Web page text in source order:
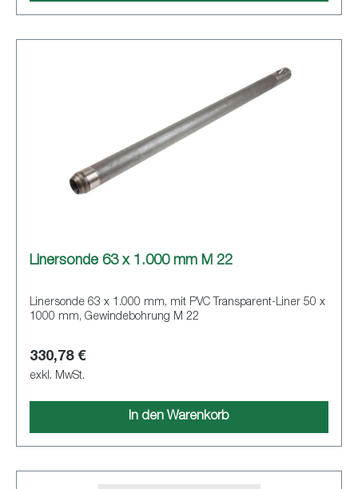
Linersonde 63 x 1.000 mm M 22
Linersonde 63 x 1.000 mm, mit PVC Transparent-Liner 50 x
1000 mm, Gewindebohrung M 22
330,78 €
exkl. MwSt.
In den Warenkorb